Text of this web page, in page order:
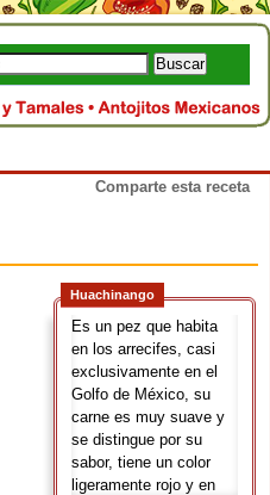
Huachinango
Es un pez que habita
en los arrecifes, casi
exclusivamente en el
Golfo de México, su
carne es muy suave y
se distingue por su
sabor, tiene un color
ligeramente rojo y en
Comparte esta receta